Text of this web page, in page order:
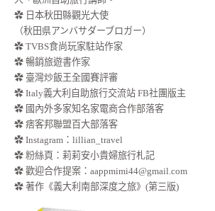
✿ 日本秋田縣觀光大使
（秋田県アンバサダーブロガー）
✿ TVBS食尚玩家駐站作家
✿ 暢銷旅遊書作家
✿ 臺灣炒飯王全國賽評審
✿ Italy義大利自助旅行交流站 FB社團版主
✿ 國內外多家知名家電商合作部落客
✿ 痞客邦聯盟百大部落客
✿ Instagram：lillian_travel
✿ 粉絲頁：莉莉安小貴婦旅行札記
✿ 歡迎合作提案： aappmimi44@gmail.com
✿ 著作《義大利南部深度之旅》(第三版)